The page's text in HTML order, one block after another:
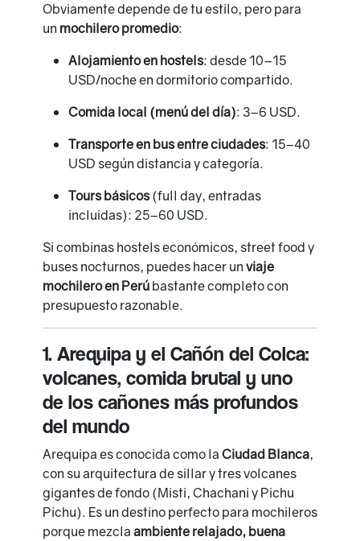
Obviamente depende de tu estilo, pero para
un mochilero promedio:
Alojamiento en hostels: desde 10–15
USD/noche en dormitorio compartido.
Comida local (menú del día): 3–6 USD.
Transporte en bus entre ciudades: 15–40
USD según distancia y categoría.
Tours básicos(full day, entradas
incluidas): 25–60 USD.
Si combinas hostels económicos, street food y
buses nocturnos, puedes hacer unviaje
mochilero en Perúbastante completo con
presupuesto razonable.
1. Arequipa y el Cañón del Colca:
volcanes, comida brutal y uno
de los cañones más profundos
del mundo
Arequipa es conocida como la Ciudad Blanca,
con su arquitectura de sillar y tres volcanes
gigantes de fondo (Misti, Chachani y Pichu
Pichu). Es un destino perfecto para mochileros
porque mezcla ambiente relajado, buena